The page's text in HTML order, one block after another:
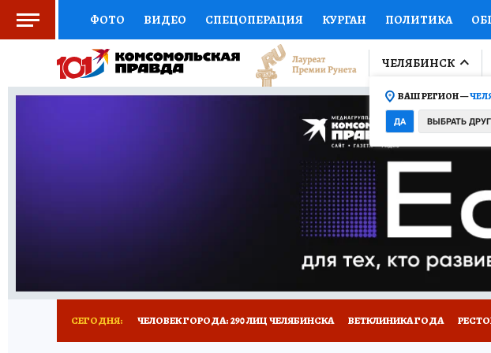
ФОТО ВИДЕО СПЕЦОПЕРАЦИЯ КУРГАН ПОЛИТИКА
СОЦПОДДЕРЖКА НАУКА СПОРТ КОЛУМНИСТЫ
ВЫБОР ЭКСПЕРТОВ ДОКТОР ФИНАНСЫ ОТКРЫВАЕМ МИР
ПРОГНОЗЫ НА СПОРТ ПРОМОКОДЫ
ТЕЛЕВИЗОР КОЛЛЕКЦИИ
НОВОЕ НА САЙТЕ
ЧЕЛЯБИНСК
ВАШ РЕГИОН —
ДА ВЫБРАТЬ
СЕГОДНЯ: ЧЕЛОВЕК ГОРОДА: 290 ЛИЦ ЧЕЛЯБИНСКА ВЕТКЛИНИКА ГОДА